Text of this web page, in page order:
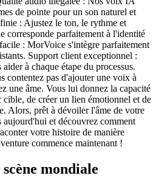
de pointe pour un son naturel et
: Ajustez le ton, le rythme et
corresponde parfaitement à l'identité
: MorVoice s'intègre parfaitement
Support client exceptionnel :
à chaque étape du processus.
contentez pas d'ajouter une voix à
une âme. Vous lui donnez la capacité
de créer un lien émotionnel et de
Alors, prêt à dévoiler l'âme de votre
aujourd'hui et découvrez comment
votre histoire de manière
commence maintenant !
mondiale